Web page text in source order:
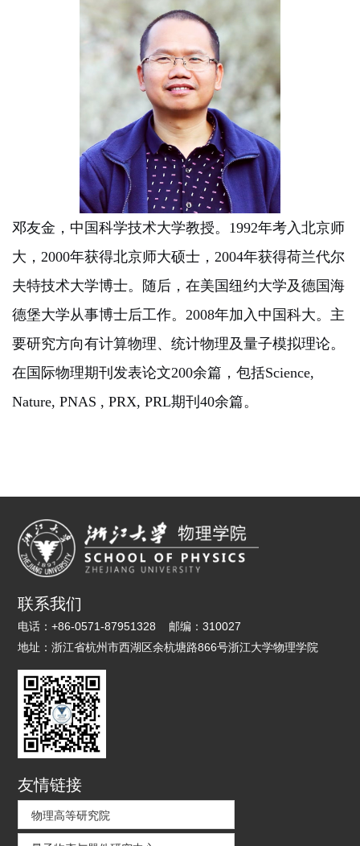
邓友金，中国科学技术大学教授。1992年考入北京师
大，2000年获得北京师大硕士，2004年获得荷兰代尔
夫特技术大学博士。随后，在美国纽约大学及德国海
德堡大学从事博士后工作。2008年加入中国科大。主
要研究方向有计算物理、统计物理及量子模拟理论。
在国际物理期刊发表论文200余篇，包括Science,
Nature, PNAS , PRX, PRL期刊40余篇。
联系我们
电话：+86-0571-87951328 邮编：310027
地址：浙江省杭州市西湖区余杭塘路866号浙江大学物理学院
友情链接
物理高等研究院